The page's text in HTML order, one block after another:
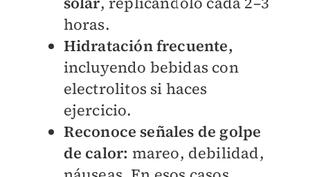
horas.
Hidratación frecuente,
incluyendo bebidas con
electrolitos si haces
ejercicio.
Reconoce señales de golpe
de calor: mareo, debilidad,